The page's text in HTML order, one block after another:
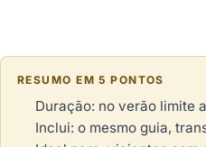
RESUMO EM 5 PONTOS
Duração: no verão limite
Inclui: o mesmo guia,